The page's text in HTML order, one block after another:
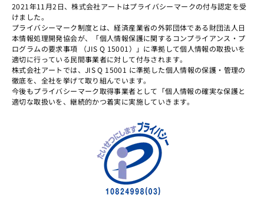
2021年11月2日、株式会社アートはプライバシーマークの付与認定を受
けました。
プライバシーマーク制度とは、経済産業省の外郭団体である財団法人日
本情報処理開発協会が、「個人情報保護に関するコンプライアンス・プ
ログラムの要求事項 （JIS Q 15001）」に準拠して個人情報の取扱いを
適切に行っている民間事業者に対して付与されます。
株式会社アートでは、JIS Q 15001 に準拠した個人情報の保護・管理の
徹底を、全社を挙げて取り組んでいます。
今後もプライバシーマーク取得事業者として「個人情報の確実な保護と
適切な取扱いを、継続的かつ着実に実施していきます。